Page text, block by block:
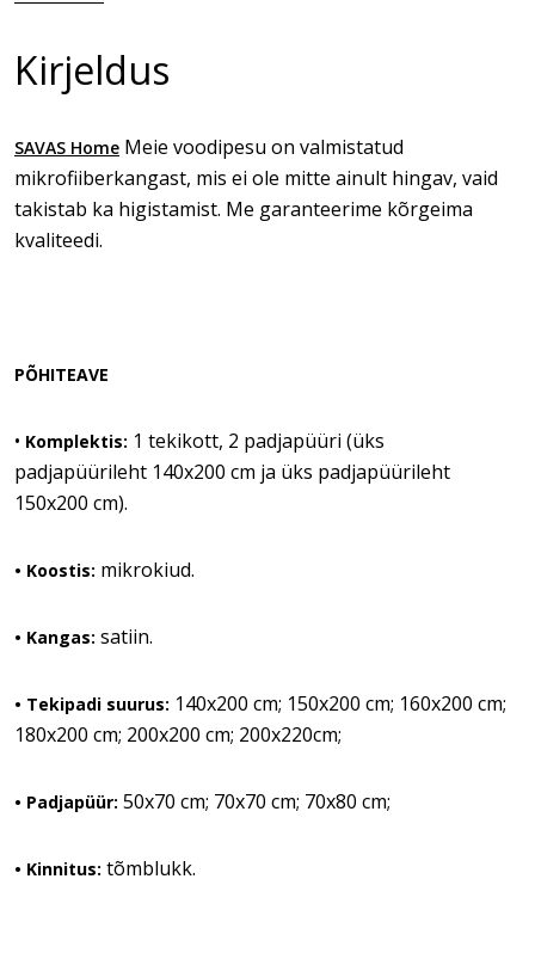
Kirjeldus
SAVAS Home Meie voodipesu on valmistatud
mikrofiiberkangast, mis ei ole mitte ainult hingav, vaid
takistab ka higistamist. Me garanteerime kõrgeima
kvaliteedi.
PÕHITEAVE
• Komplektis: 1 tekikott, 2 padjapüüri (üks
padjapüürileht 140x200 cm ja üks padjapüürileht
150x200 cm).
• Koostis: mikrokiud.
• Kangas: satiin.
• Tekipadi suurus: 140x200 cm; 150x200 cm; 160x200 cm;
180x200 cm; 200x200 cm; 200x220cm;
• Padjapüür: 50x70 cm; 70x70 cm; 70x80 cm;
• Kinnitus: tõmblukk.